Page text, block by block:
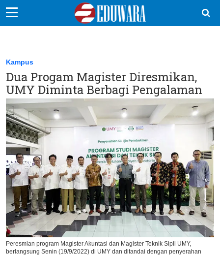
Sekolah Kita
Vokasi
Kampus
Idea
Sains
EduDana
Ikuti Kami di:
Kampus
Dua Progam Magister Diresmikan,
UMY Diminta Berbagi Pengalaman
Peresmian program Magister Akuntasi dan Magister Teknik Sipil UMY,
berlangsung Senin (19/9/2022) di UMY dan ditandai dengan penyerahan